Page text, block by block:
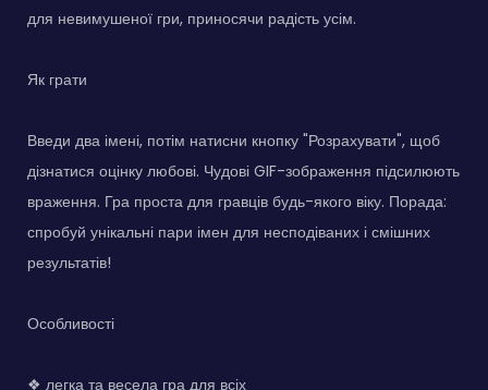
для невимушеної гри, приносячи радість усім.
Як грати
Введи два імені, потім натисни кнопку "Розрахувати", щоб
дізнатися оцінку любові. Чудові GIF-зображення підсилюють
враження. Гра проста для гравців будь-якого віку. Порада:
спробуй унікальні пари імен для несподіваних і смішних
результатів!
Особливості
❖ легка та весела гра для всіх